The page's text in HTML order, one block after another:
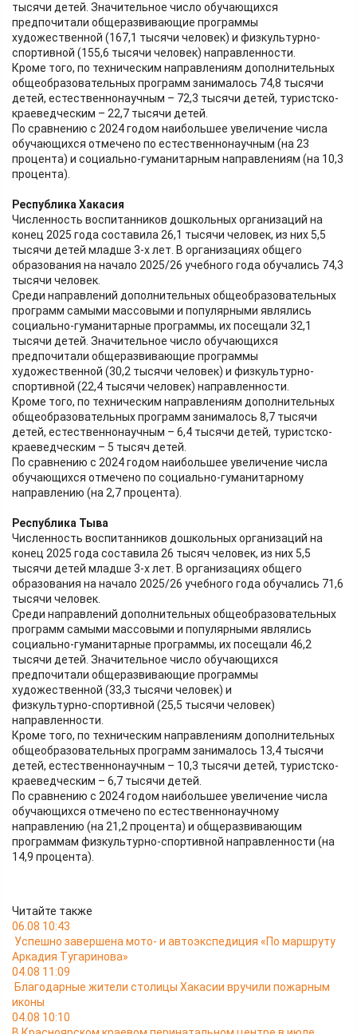
тысячи детей. Значительное число обучающихся
предпочитали общеразвивающие программы
художественной (167,1 тысячи человек) и физкультурно-
спортивной (155,6 тысячи человек) направленности.
Кроме того, по техническим направлениям дополнительных
общеобразовательных программ занималось 74,8 тысячи
детей, естественнонаучным – 72,3 тысячи детей, туристско-
краеведческим – 22,7 тысячи детей.
По сравнению с 2024 годом наибольшее увеличение числа
обучающихся отмечено по естественнонаучным (на 23
процента) и социально-гуманитарным направлениям (на 10,3
процента).
Республика Хакасия
Численность воспитанников дошкольных организаций на
конец 2025 года составила 26,1 тысячи человек, из них 5,5
тысячи детей младше 3-х лет. В организациях общего
образования на начало 2025/26 учебного года обучались 74,3
тысячи человек.
Среди направлений дополнительных общеобразовательных
программ самыми массовыми и популярными являлись
социально-гуманитарные программы, их посещали 32,1
тысячи детей. Значительное число обучающихся
предпочитали общеразвивающие программы
художественной (30,2 тысячи человек) и физкультурно-
спортивной (22,4 тысячи человек) направленности.
Кроме того, по техническим направлениям дополнительных
общеобразовательных программ занималось 8,7 тысячи
детей, естественнонаучным – 6,4 тысячи детей, туристско-
краеведческим – 5 тысяч детей.
По сравнению с 2024 годом наибольшее увеличение числа
обучающихся отмечено по социально-гуманитарному
направлению (на 2,7 процента).
Республика Тыва
Численность воспитанников дошкольных организаций на
конец 2025 года составила 26 тысяч человек, из них 5,5
тысячи детей младше 3-х лет. В организациях общего
образования на начало 2025/26 учебного года обучались 71,6
тысячи человек.
Среди направлений дополнительных общеобразовательных
программ самыми массовыми и популярными являлись
социально-гуманитарные программы, их посещали 46,2
тысячи детей. Значительное число обучающихся
предпочитали общеразвивающие программы
художественной (33,3 тысячи человек) и
физкультурно‑спортивной (25,5 тысячи человек)
направленности.
Кроме того, по техническим направлениям дополнительных
общеобразовательных программ занималось 13,4 тысячи
детей, естественнонаучным – 10,3 тысячи детей, туристско-
краеведческим – 6,7 тысячи детей.
По сравнению с 2024 годом наибольшее увеличение числа
обучающихся отмечено по естественнонаучному
направлению (на 21,2 процента) и общеразвивающим
программам физкультурно-спортивной направленности (на
14,9 процента).
Читайте также
06.08 10:43
Успешно завершена мото- и автоэкспедиция «По маршруту
Аркадия Тугаринова»
04.08 11:09
Благодарные жители столицы Хакасии вручили пожарным
иконы
04.08 10:10